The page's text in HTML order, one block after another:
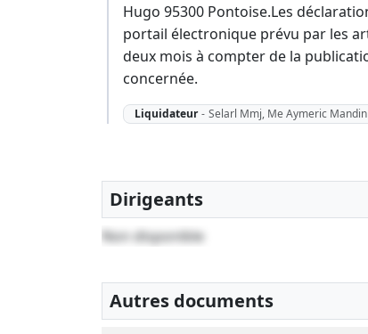
Hugo 95300 Pontoise.Les
portail électronique prévu par les
deux mois à compter de la
concernée.
Liquidateur - Selarl Mmj, Me Aymeric Mandin
Dirigeants
Non disponible
Autres documents